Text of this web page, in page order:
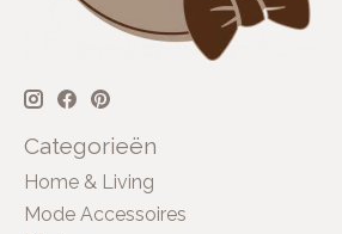
Categorieën
Home & Living
Mode Accessoires